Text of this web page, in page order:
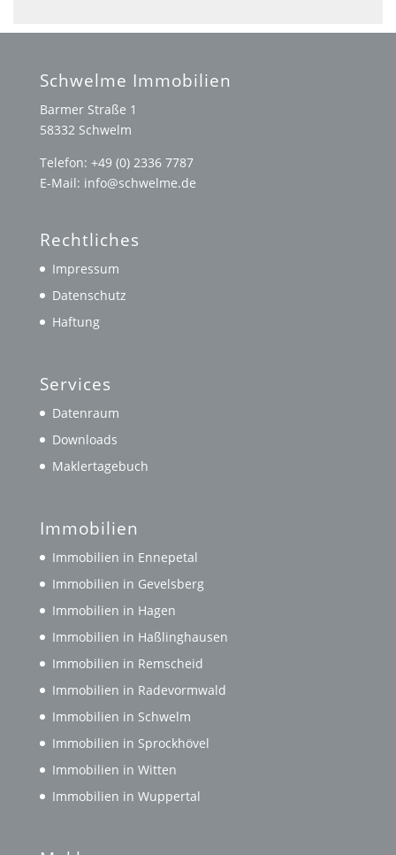
Schwelme Immobilien
Barmer Straße 1
58332 Schwelm
Telefon: +49 (0) 2336 7787
E-Mail: info@schwelme.de
Rechtliches
Impressum
Datenschutz
Haftung
Services
Datenraum
Downloads
Maklertagebuch
Immobilien
Immobilien in Ennepetal
Immobilien in Gevelsberg
Immobilien in Hagen
Immobilien in Haßlinghausen
Immobilien in Remscheid
Immobilien in Radevormwald
Immobilien in Schwelm
Immobilien in Sprockhövel
Immobilien in Witten
Immobilien in Wuppertal